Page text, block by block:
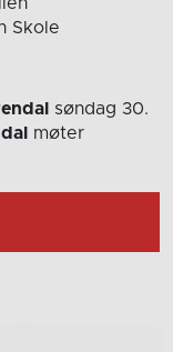
Skole
søndag 30.
møter